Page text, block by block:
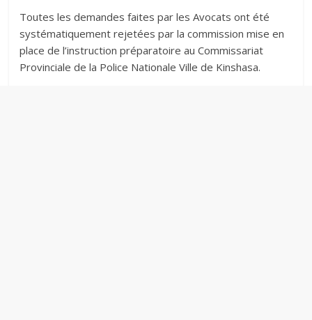
Toutes les demandes faites par les Avocats ont été
systématiquement rejetées par la commission mise en
place de l’instruction préparatoire au Commissariat
Provinciale de la Police Nationale Ville de Kinshasa.